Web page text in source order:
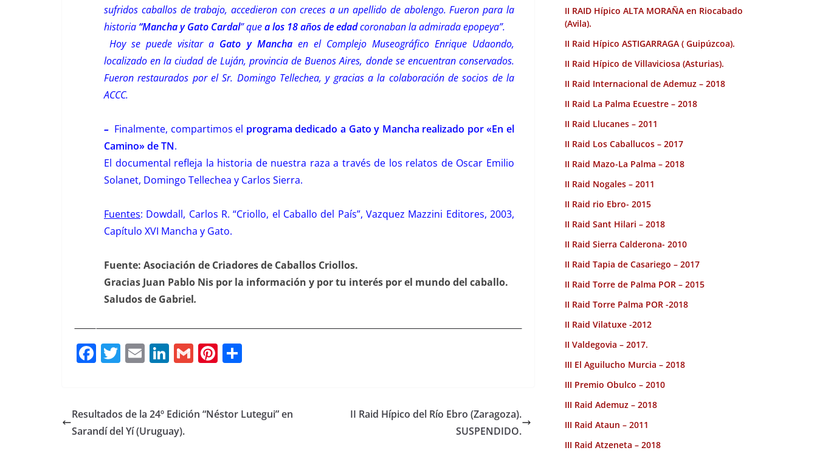
sufridos caballos de trabajo, accedieron con creces a un apellido de abolengo. Fueron para la
historia “Mancha y Gato Cardal” quea los 18 años de edadcoronaban la admirada epopeya”.
Hoy se puede visitar a Gato y Manchaen el Complejo Museográfico Enrique Udaondo,
localizado en la ciudad de Luján, provincia de Buenos Aires, donde se encuentran conservados.
Fueron restaurados por el Sr. Domingo Tellechea, y gracias a la colaboración de socios de la
ACCC.
– Finalmente, compartimos el programa dedicado a Gato y Mancha realizado por «En el
Camino» de TN.
El documental refleja la historia de nuestra raza a través de los relatos de Oscar Emilio
Solanet, Domingo Tellechea y Carlos Sierra.
Fuentes: Dowdall, Carlos R. “Criollo, el Caballo del País”, Vazquez Mazzini Editores, 2003,
Capítulo XVI Mancha y Gato.
Fuente: Asociación de Criadores de Caballos Criollos.
Gracias Juan Pablo Nis por la información y por tu interés por el mundo del caballo.
Saludos de Gabriel.
F
e
b
T
te
r
E
l
Li
e
dI
G
l
Pi
rep
Resultados de la 24º Edición “Néstor Lutegui” en
Sarandí del Yí (Uruguay).
II Raid Hípico del Río Ebro (Zaragoza).
SUSPENDIDO.
II RAID Hípico ALTA MORAÑA en Riocabado
(Avila).
II Raid Hípico ASTIGARRAGA ( Guipúzcoa).
II Raid Hípico de Villaviciosa (Asturias).
II Raid Internacional de Ademuz – 2018
II Raid La Palma Ecuestre – 2018
II Raid Llucanes – 2011
II Raid Los Caballucos – 2017
II Raid Mazo-La Palma – 2018
II Raid Nogales – 2011
II Raid rio Ebro- 2015
II Raid Sant Hilari – 2018
II Raid Sierra Calderona- 2010
II Raid Tapia de Casariego – 2017
II Raid Torre de Palma POR – 2015
II Raid Torre Palma POR -2018
II Raid Vilatuxe -2012
II Valdegovia – 2017.
III El Aguilucho Murcia – 2018
III Premio Obulco – 2010
III Raid Ademuz – 2018
III Raid Ataun – 2011
III Raid Atzeneta – 2018